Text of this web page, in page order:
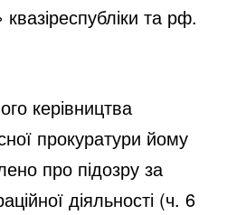
та рф.
керівництва
прокуратури йому
про підозру за
діяльності (ч. 6